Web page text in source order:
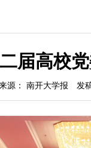
二届高校
源： 南开大学报 发